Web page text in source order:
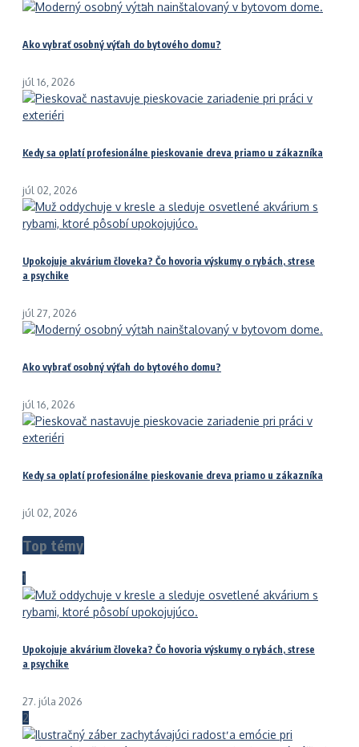
Ako vybrať osobný výťah do bytového domu?
júl 16, 2026
Kedy sa oplatí profesionálne pieskovanie dreva priamo u zákazníka
júl 02, 2026
Upokojuje akvárium človeka? Čo hovoria výskumy o rybách, strese
a psychike
júl 27, 2026
Ako vybrať osobný výťah do bytového domu?
júl 16, 2026
Kedy sa oplatí profesionálne pieskovanie dreva priamo u zákazníka
júl 02, 2026
Top témy
1
Upokojuje akvárium človeka? Čo hovoria výskumy o rybách, strese
a psychike
27. júla 2026
2